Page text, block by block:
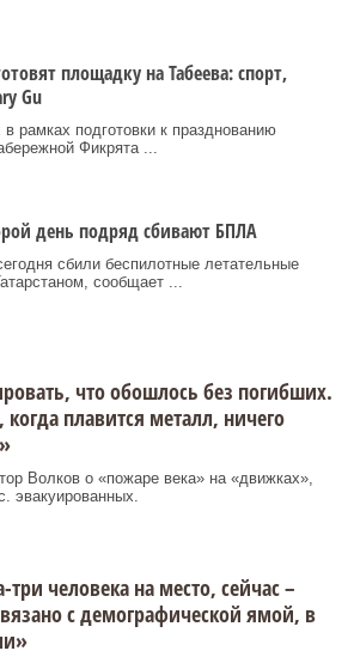
площадку на Табеева: спорт,
Gu
рамках подготовки к празднованию
Фикрята ...
день подряд сбивают БПЛА
сбили беспилотные летательные
сообщает ...
что обошлось без погибших.
плавится металл, ничего
Волков о «пожаре века» на «движках»,
эвакуированных.
человека на место, сейчас –
с демографической ямой, в